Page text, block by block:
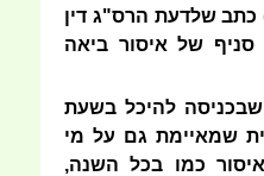
שלדעת הרס"ג דין
סניף של איסור ביאה
להיכל בשעת
שמאיימת גם על מי
כמו בכל השנה,